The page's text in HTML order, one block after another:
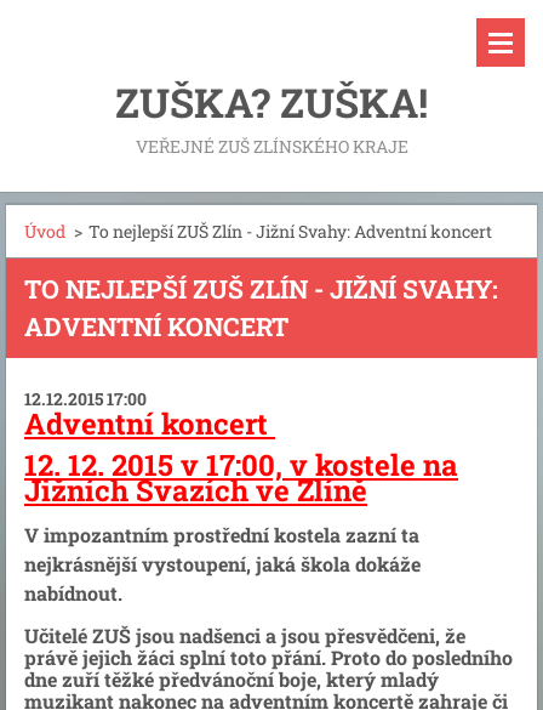
ZUŠKA? ZUŠKA!
VEŘEJNÉ ZUŠ ZLÍNSKÉHO KRAJE
Úvod > To nejlepší ZUŠ Zlín - Jižní Svahy: Adventní koncert
TO NEJLEPŠÍ ZUŠ ZLÍN - JIŽNÍ SVAHY:
ADVENTNÍ KONCERT
12.12.2015 17:00
Adventní koncert
12. 12. 2015 v 17:00, v kostele na
Jižních Svazích ve Zlíně
V impozantním prostřední kostela zazní ta
nejkrásnější vystoupení, jaká škola dokáže
nabídnout.
Učitelé ZUŠ jsou nadšenci a jsou přesvědčeni, že
právě jejich žáci splní toto přání. Proto do posledního
dne zuří těžké předvánoční boje, který mladý
muzikant nakonec na adventním koncertě zahraje či